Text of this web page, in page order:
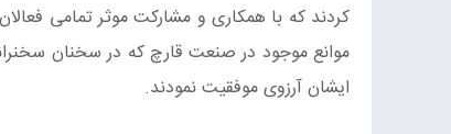
کردند که با همکاری و مشارکت موثر تمامی
موانع موجود در صنعت قارچ که در سخنان
ایشان آرزوی موفقیت نمودند.